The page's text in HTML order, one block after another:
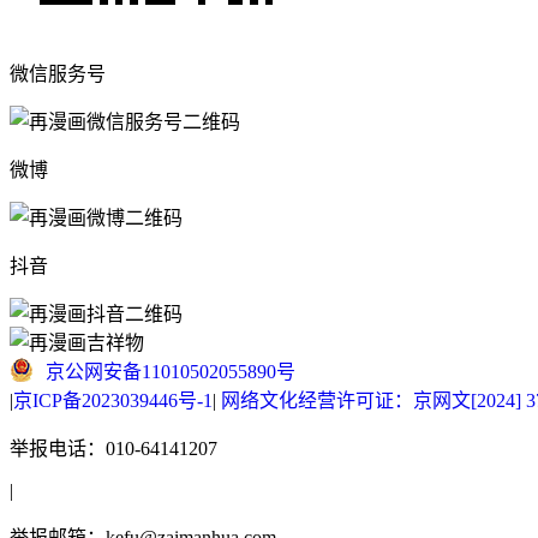
微信服务号
微博
抖音
京公网安备11010502055890号
|京ICP备2023039446号-1 | 网络文化经营许可证：京网文[2024]
举报电话：010-64141207
|